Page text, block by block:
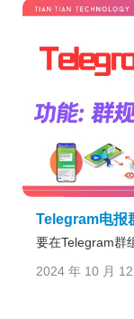
Telegram电报
要在Telegram群
2024 年 10 月 12